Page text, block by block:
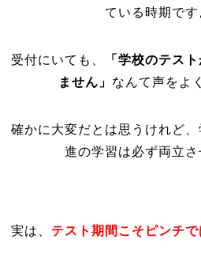
ている時期です
受付にいても、
「学校のテス
ません」 なんて声をよ
確かに大変だとは思うけれど
進の学習は必ず両立さ
実は、 テスト期間こそピンチ